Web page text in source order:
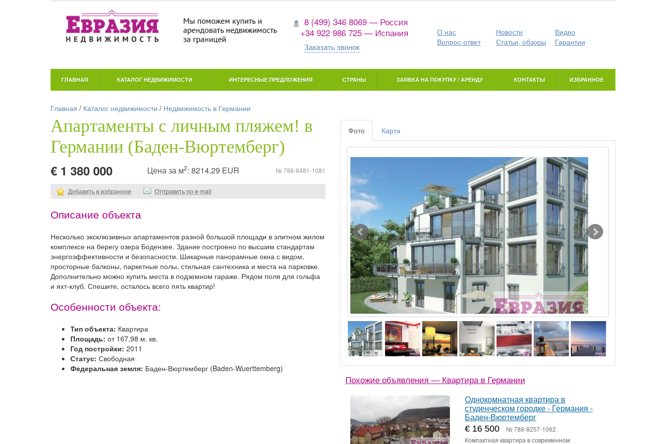
8 (499) 346 8069 — Россия
+34 922 986 725 — Испания
Заказать звонок
О нас Новости
Видео
Вопрос-ответ
Статьи, обзоры Гарантии
ГЛАВНАЯ КАТАЛОГ НЕДВИЖИМОСТИ ИНТЕРЕСНЫЕ ПРЕДЛОЖЕНИЯ СТРАНЫ ЗАЯВКА НА ПОКУПКУ / АРЕНДУ КОНТАКТЫ ИЗБРАННОЕ
Главная / Каталог недвижимости / Недвижимость в Германии
Апартаменты с личным пляжем! в
Германии (Баден-Вюртемберг)
€ 1 380 000 Цена за м2: 8214.29 EUR № 788-8481-1081
Добавить в избранное Отправить по e-mail
Описание объекта
Несколько эксклюзивных апартаментов разной большой площади в элитном жилом
комплексе на берегу озера Бодензее. Здание построено по высшим стандартам
энергоэффективности и безопасности. Шикарные панорамные окна с видом,
просторные балконы, паркетные полы, стильная сантехника и места на парковке.
Дополнительно можно купить места в подземном гараже. Рядом поля для гольфа
и яхт-клуб. Спешите, осталось всего пять квартир!
Особенности объекта:
Тип объекта: Квартира
Площадь: от 167,98 м. кв.
Год постройки: 2011
Статус: Свободная
Федеральная земля: Баден-Вюртемберг (Baden-Wuerttemberg)
Фото Карта
Похожие объявления — Квартира в Германии
Однокомнатная квартира в
студенческом городке - Германия -
Баден-Вюртемберг
€ 16 500 № 788-8257-1062
Компактная квартира в современном